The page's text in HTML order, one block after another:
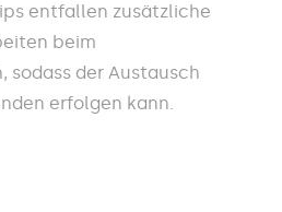
entfallen zusätzliche
beim
sodass der Austausch
erfolgen kann.